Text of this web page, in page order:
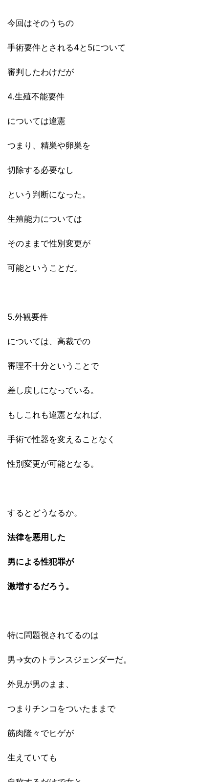
今回はそのうちの
手術要件とされる4と5について
審判したわけだが
4.生殖不能要件
については違憲
つまり、精巣や卵巣を
切除する必要なし
という判断になった。
生殖能力については
そのままで性別変更が
可能ということだ。
5.外観要件
については、高裁での
審理不十分ということで
差し戻しになっている。
もしこれも違憲となれば、
手術で性器を変えることなく
性別変更が可能となる。
するとどうなるか。
法律を悪用した
男による性犯罪が
激増するだろう。
特に問題視されてるのは
男→女のトランスジェンダーだ。
外見が男のまま、
つまりチンコをついたままで
筋肉隆々でヒゲが
生えていても